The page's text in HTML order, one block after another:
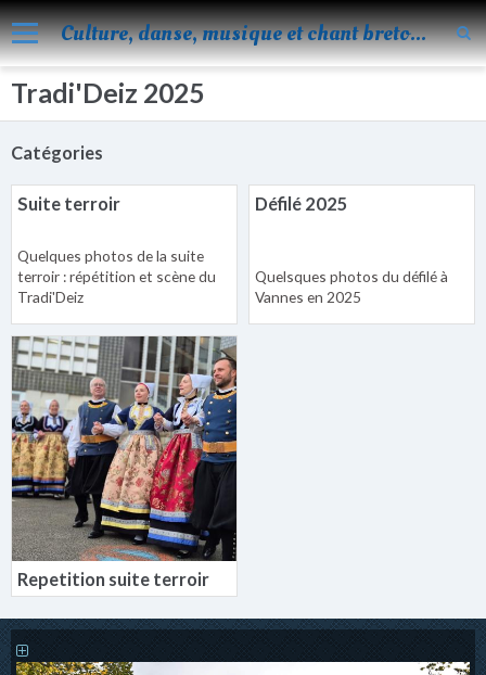
Culture, danse, musique et chant bretons
Accueil
Facebook
Les évènements
Album
Vidéos
Agenda
Vie de KOROLL
Contact
Tradi'Deiz 2025
Catégories
Suite terroir
Quelques photos de la suite
terroir : répétition et scène du
Tradi'Deiz
Défilé 2025
Quelsques photos du défilé à
Vannes en 2025
Repetition suite terroir